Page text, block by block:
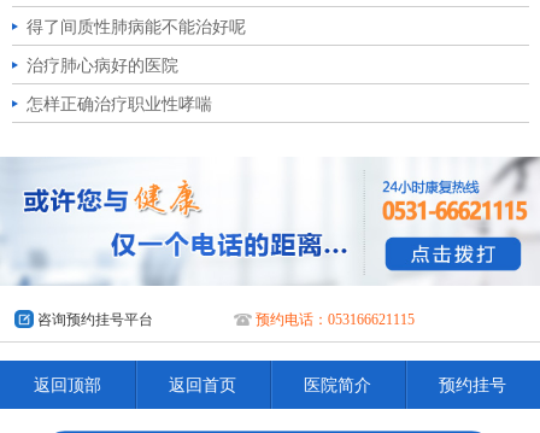
得了间质性肺病能不能治好呢
治疗肺心病好的医院
怎样正确治疗职业性哮喘
咨询预约挂号平台 预约电话：053166621115
返回顶部 返回首页 医院简介 预约挂号